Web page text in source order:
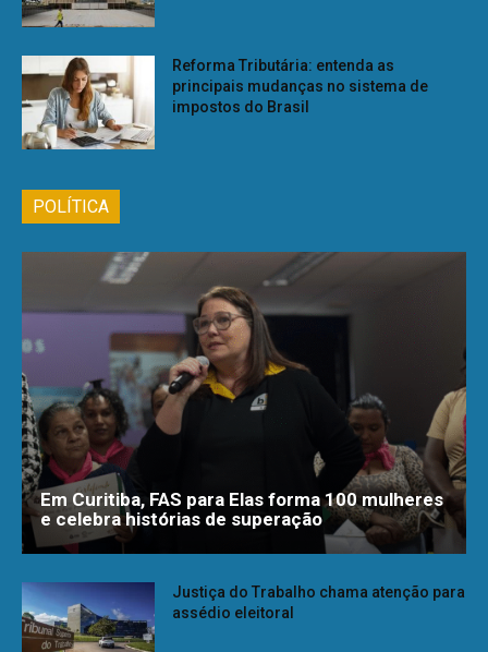
Reforma Tributária: entenda as
principais mudanças no sistema de
impostos do Brasil
POLÍTICA
Em Curitiba, FAS para Elas forma 100 mulheres
e celebra histórias de superação
Justiça do Trabalho chama atenção para
assédio eleitoral